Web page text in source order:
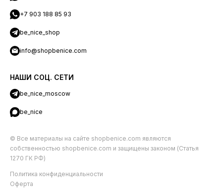
+7 903 188 85 93
be_nice_shop
info@shopbenice.com
НАШИ СОЦ. СЕТИ
be_nice_moscow
be_nice
© Все материалы на сайте shopbenice.com являются
собственностью shopbenice.com и защищены законом (Статья
1270 ГК РФ)
Политика конфиденциальности
Оферта